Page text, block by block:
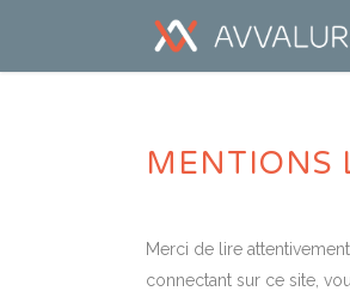
MENTIONS
Merci de lire
connectant sur ce site,